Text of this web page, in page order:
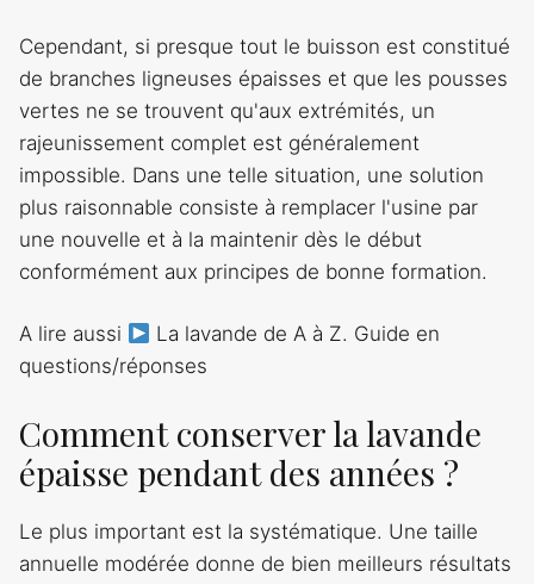
Cependant, si presque tout le buisson est constitué
de branches ligneuses épaisses et que les pousses
vertes ne se trouvent qu'aux extrémités, un
rajeunissement complet est généralement
impossible. Dans une telle situation, une solution
plus raisonnable consiste à remplacer l'usine par
une nouvelle et à la maintenir dès le début
conformément aux principes de bonne formation.
A lire aussi
La lavande de A à Z. Guide en
questions/réponses
Comment conserver la lavande
épaisse pendant des années ?
Le plus important est la systématique. Une taille
annuelle modérée donne de bien meilleurs résultats